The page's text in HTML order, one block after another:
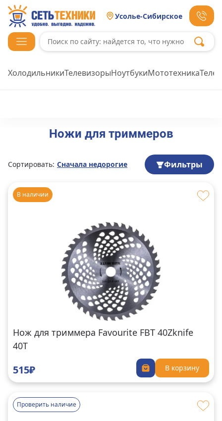
Усолье-Сибирское
ХолодильникиТелевизорыНоутбукиМототехника
Ножи для триммеров
Сортировать: Сначала недорогие Фильтры
В наличии
Нож для триммера Favourite FBT 40Zknife
40T
515₽ В корзину
Проверить наличие